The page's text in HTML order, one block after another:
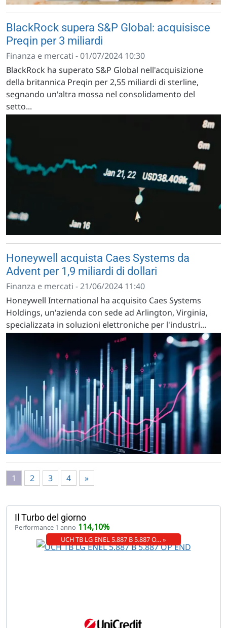
BlackRock supera S&P Global: acquisisce
Preqin per 3 miliardi
Finanza e mercati - 01/07/2024 10:30
BlackRock ha superato S&P Global nell'acquisizione
della britannica Preqin per 2,55 miliardi di sterline,
segnando un'altra mossa nel consolidamento del
setto...
Honeywell acquista Caes Systems da
Advent per 1,9 miliardi di dollari
Finanza e mercati - 21/06/2024 11:40
Honeywell International ha acquisito Caes Systems
Holdings, un'azienda con sede ad Arlington, Virginia,
specializzata in soluzioni elettroniche per l'industri...
1 2 3 4 »
Il Turbo del giorno
Performance 1 anno 114,10%
UCH TB LG ENEL 5.887 B 5.887 O… »